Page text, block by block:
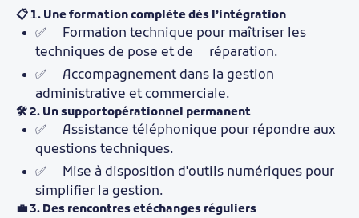
📋 1. Une formation complète dès l’intégration
✅ Formation technique pour maîtriser les
techniques de pose et de réparation.
✅ Accompagnement dans la gestion
administrative et commerciale.
🛠️ 2. Un supportopérationnel permanent
✅ Assistance téléphonique pour répondre aux
questions techniques.
✅ Mise à disposition d'outils numériques pour
simplifier la gestion.
💼 3. Des rencontres etéchanges réguliers